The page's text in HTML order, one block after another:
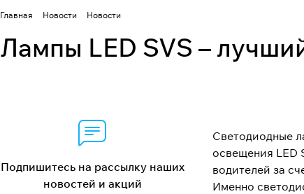
Главная Новости Новости
Лампы LED SVS –
Светодиодные
освещения LED
водителей за
Именно
Подпишитесь на рассылку наших
новостей и акций